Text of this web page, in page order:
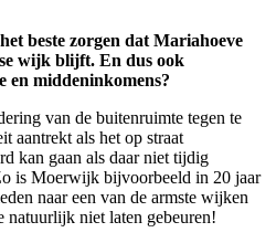
beste zorgen dat Mariahoeve
wijk blijft. En dus ook
en middeninkomens?
van de buitenruimte tegen te
aantrekt als het op straat
kan gaan als daar niet tijdig
is Moerwijk bijvoorbeeld in 20 jaar
naar een van de armste wijken
natuurlijk niet laten gebeuren!